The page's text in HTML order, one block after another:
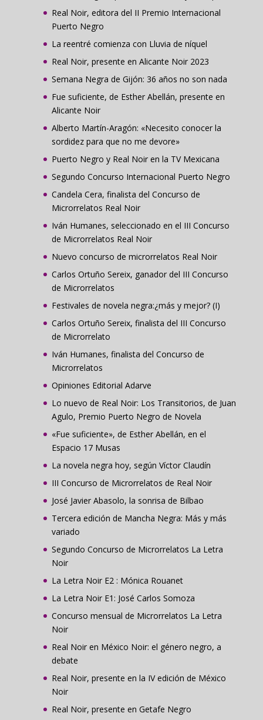
Real Noir, editora del II Premio Internacional
Puerto Negro
La reentré comienza con Lluvia de níquel
Real Noir, presente en Alicante Noir 2023
Semana Negra de Gijón: 36 años no son nada
Fue suficiente, de Esther Abellán, presente en
Alicante Noir
Alberto Martín-Aragón: «Necesito conocer la
sordidez para que no me devore»
Puerto Negro y Real Noir en la TV Mexicana
Segundo Concurso Internacional Puerto Negro
Candela Cera, finalista del Concurso de
Microrrelatos Real Noir
Iván Humanes, seleccionado en el III Concurso
de Microrrelatos Real Noir
Nuevo concurso de microrrelatos Real Noir
Carlos Ortuño Sereix, ganador del III Concurso
de Microrrelatos
Festivales de novela negra:¿más y mejor? (I)
Carlos Ortuño Sereix, finalista del III Concurso
de Microrrelato
Iván Humanes, finalista del Concurso de
Microrrelatos
Opiniones Editorial Adarve
Lo nuevo de Real Noir: Los Transitorios, de Juan
Agulo, Premio Puerto Negro de Novela
«Fue suficiente», de Esther Abellán, en el
Espacio 17 Musas
La novela negra hoy, según Víctor Claudín
III Concurso de Microrrelatos de Real Noir
José Javier Abasolo, la sonrisa de Bilbao
Tercera edición de Mancha Negra: Más y más
variado
Segundo Concurso de Microrrelatos La Letra
Noir
La Letra Noir E2 : Mónica Rouanet
La Letra Noir E1: José Carlos Somoza
Concurso mensual de Microrrelatos La Letra
Noir
Real Noir en México Noir: el género negro, a
debate
Real Noir, presente en la IV edición de México
Noir
Real Noir, presente en Getafe Negro